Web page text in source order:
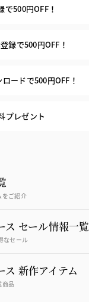
で500円OFF！
録で500円OFF！
ードで500円OFF！
プレゼント
をご紹介
ス セール情報一覧
なセール
ス 新作アイテム
商品